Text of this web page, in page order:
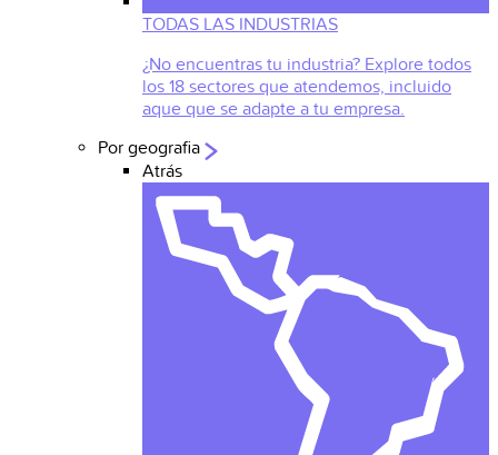
TODAS LAS INDUSTRIAS
¿No encuentras tu industria? Explore todos
los 18 sectores que atendemos, incluido
aque que se adapte a tu empresa.
Por geografia
Atrás